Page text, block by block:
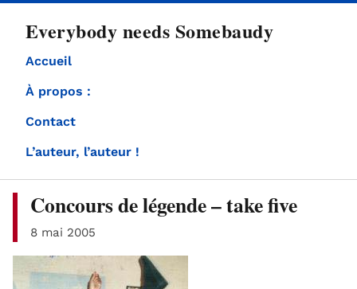
Everybody needs Somebaudy
Accueil
À propos :
Contact
L’auteur, l’auteur !
Concours de légende – take five
8 mai 2005